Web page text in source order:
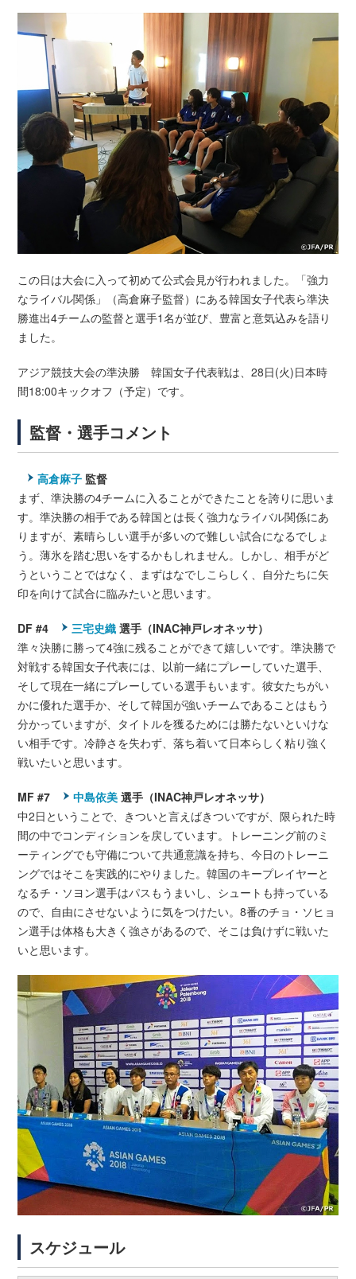
この日は大会に入って初めて公式会見が行われました。「強力
なライバル関係」（高倉麻子監督）にある韓国女子代表ら準決
勝進出4チームの監督と選手1名が並び、豊富と意気込みを語り
ました。
アジア競技大会の準決勝 韓国女子代表戦は、28日(火)日本時
間18:00キックオフ（予定）です。
監督・選手コメント
高倉麻子 監督
まず、準決勝の4チームに入ることができたことを誇りに思いま
す。準決勝の相手である韓国とは長く強力なライバル関係にあ
りますが、素晴らしい選手が多いので難しい試合になるでしょ
う。薄氷を踏む思いをするかもしれません。しかし、相手がど
うということではなく、まずはなでしこらしく、自分たちに矢
印を向けて試合に臨みたいと思います。
DF #4 三宅史織 選手（INAC神戸レオネッサ）
準々決勝に勝って4強に残ることができて嬉しいです。準決勝で
対戦する韓国女子代表には、以前一緒にプレーしていた選手、
そして現在一緒にプレーしている選手もいます。彼女たちがい
かに優れた選手か、そして韓国が強いチームであることはもう
分かっていますが、タイトルを獲るためには勝たないといけな
い相手です。冷静さを失わず、落ち着いて日本らしく粘り強く
戦いたいと思います。
MF #7 中島依美 選手（INAC神戸レオネッサ）
中2日ということで、きついと言えばきついですが、限られた時
間の中でコンディションを戻しています。トレーニング前のミ
ーティングでも守備について共通意識を持ち、今日のトレーニ
ングではそこを実践的にやりました。韓国のキープレイヤーと
なるチ・ソヨン選手はパスもうまいし、シュートも持っている
ので、自由にさせないように気をつけたい。8番のチョ・ソヒョ
ン選手は体格も大きく強さがあるので、そこは負けずに戦いた
いと思います。
スケジュール